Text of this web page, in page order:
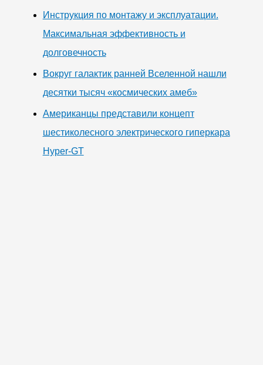
Инструкция по монтажу и эксплуатации.
Максимальная эффективность и
долговечность
Вокруг галактик ранней Вселенной нашли
десятки тысяч «космических амеб»
Американцы представили концепт
шестиколесного электрического гиперкара
Hyper-GT